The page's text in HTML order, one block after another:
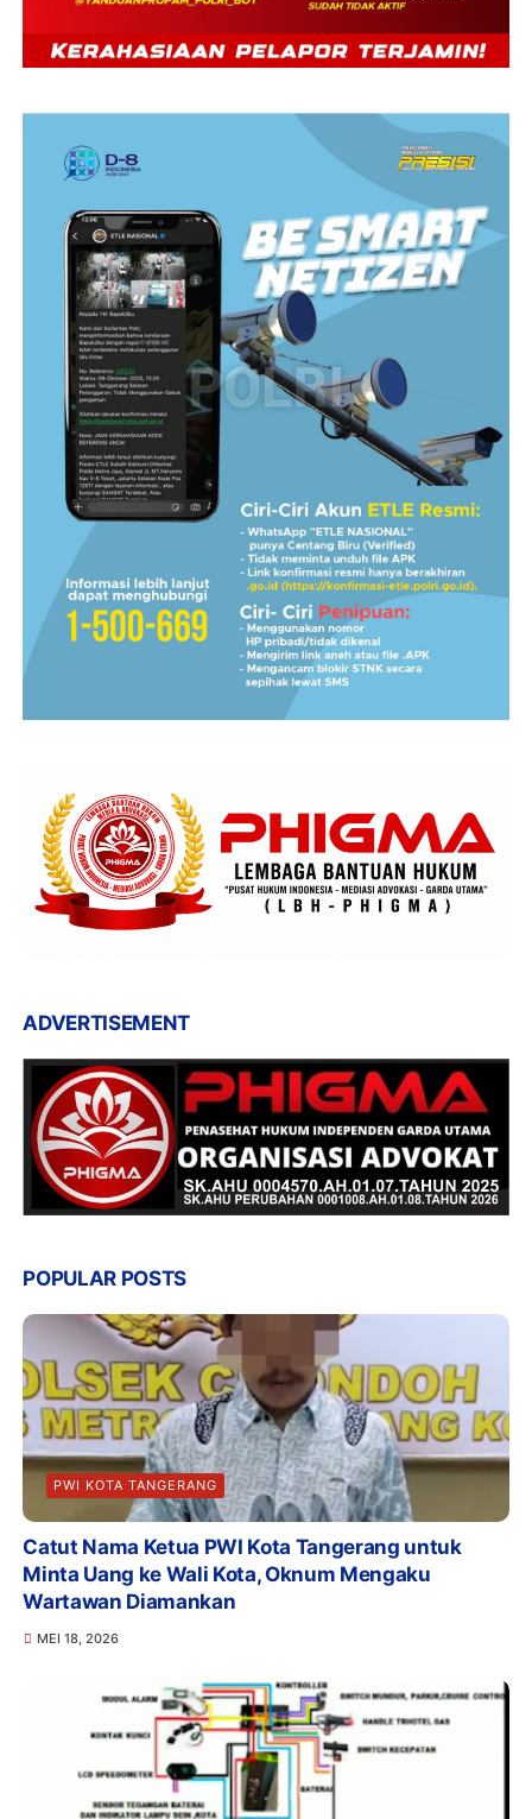
ADVERTISEMENT
POPULAR POSTS
PWI KOTA TANGERANG
Catut Nama Ketua PWI Kota Tangerang untuk
Minta Uang ke Wali Kota, Oknum Mengaku
Wartawan Diamankan
MEI 18, 2026